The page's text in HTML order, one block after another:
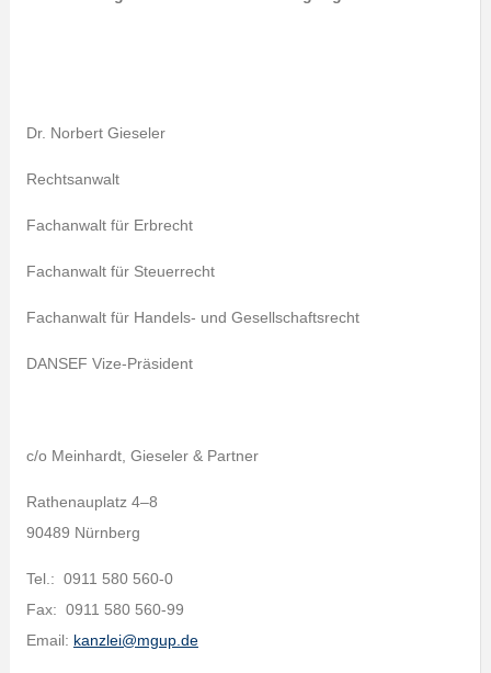
Dr. Norbert Gieseler
Rechtsanwalt
Fachanwalt für Erbrecht
Fachanwalt für Steuerrecht
Fachanwalt für Handels- und Gesellschaftsrecht
DANSEF Vize-Präsident
c/o Meinhardt, Gieseler & Partner
Rathenauplatz 4–8
90489 Nürnberg
Tel.: 0911 580 560-0
Fax: 0911 580 560-99
Email: kanzlei@mgup.de